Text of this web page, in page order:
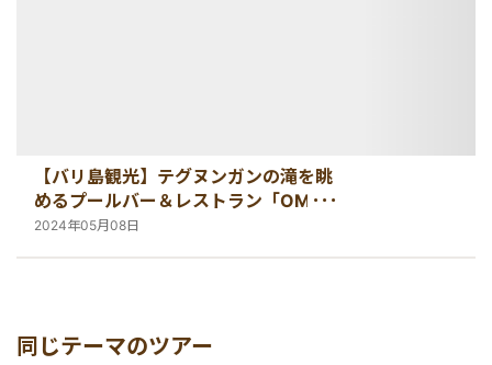
【バリ島観光】テグヌンガンの滝を眺
めるプールバー＆レストラン「OMMA
– Dayclub Bali」
2024年05月08日
同じテーマのツアー